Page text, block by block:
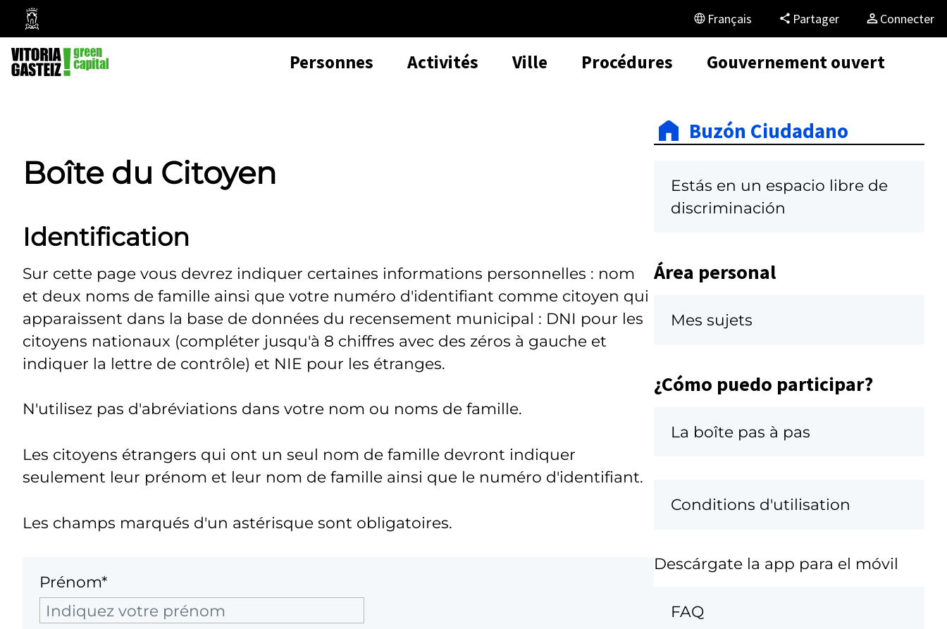
Mairie
de
Vitoria-
Gasteiz
Français Partager Connecter
Personnes Activités Ville Procédures Gouvernement ouvert
Boîte du Citoyen
Identification
Sur cette page vous devrez indiquer certaines informations personnelles : nom
et deux noms de famille ainsi que votre numéro d'identifiant comme citoyen qui
apparaissent dans la base de données du recensement municipal : DNI pour les
citoyens nationaux (compléter jusqu'à 8 chiffres avec des zéros à gauche et
indiquer la lettre de contrôle) et NIE pour les étranges.
N'utilisez pas d'abréviations dans votre nom ou noms de famille.
Les citoyens étrangers qui ont un seul nom de famille devront indiquer
seulement leur prénom et leur nom de famille ainsi que le numéro d'identifiant.
Les champs marqués d'un astérisque sont obligatoires.
Prénom*
Buzón Ciudadano
Estás en un espacio libre de
discriminación
Área personal
Mes sujets
¿Cómo puedo participar?
La boîte pas à pas
Conditions d'utilisation
Descárgate la app para el móvil
FAQ